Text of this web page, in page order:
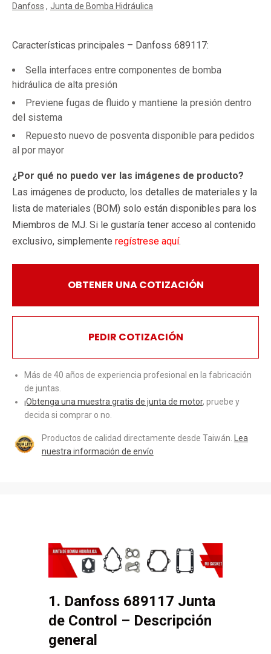
Danfoss Junta de Bomba Hidráulica
Características principales – Danfoss 689117:
Sella interfaces entre componentes de bomba
hidráulica de alta presión
Previene fugas de fluido y mantiene la presión dentro
del sistema
Repuesto nuevo de posventa disponible para pedidos
al por mayor
¿Por qué no puedo ver las imágenes de producto?
Las imágenes de producto, los detalles de materiales y la
lista de materiales (BOM) solo están disponibles para los
Miembros de MJ. Si le gustaría tener acceso al contenido
exclusivo, simplemente regístrese aquí.
OBTENER UNA COTIZACIÓN
PEDIR COTIZACIÓN
Más de 40 años de experiencia profesional en la fabricación
de juntas.
¡Obtenga una muestra gratis de junta de motor, pruebe y
decida si comprar o no.
Productos de calidad directamente desde Taiwán.
Lea
nuestra información de envío
1. Danfoss 689117 Junta
de Control – Descripción
general